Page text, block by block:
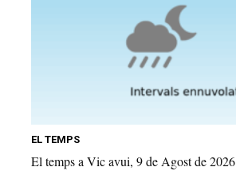
EL TEMPS
El temps a Vic avui, 9 de Agost de 2026